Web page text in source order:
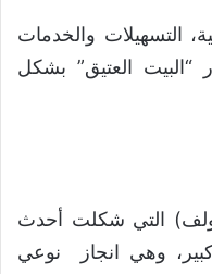
التسهيلات والخدمات
“البيت العتيق” بشكل
التي شكلت أحدث
وهي انجاز نوعي